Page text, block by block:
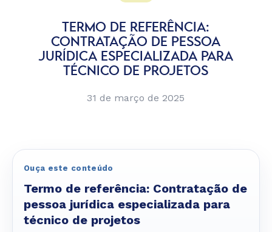
TERMO DE REFERÊNCIA:
CONTRATAÇÃO DE PESSOA
JURÍDICA ESPECIALIZADA PARA
TÉCNICO DE PROJETOS
31 de março de 2025
Ouça este conteúdo
Termo de referência: Contratação de
pessoa jurídica especializada para
técnico de projetos